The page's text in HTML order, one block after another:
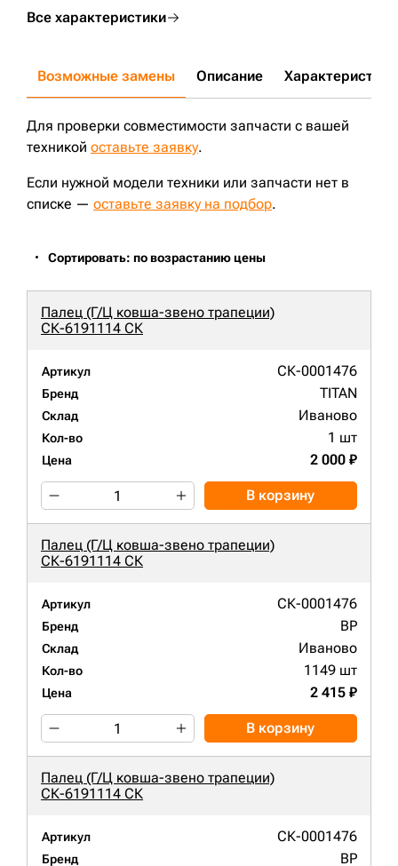
Все характеристики
Возможные замены Описание Характеристики
Для проверки совместимости запчасти с вашей
техникой оставьте заявку.
Если нужной модели техники или запчасти нет в
списке — оставьте заявку на подбор.
Сортировать: по возрастанию цены
Палец (Г/Ц ковша-звено трапеции)
СК-6191114 СК
Артикул СК-0001476
Бренд TITAN
Склад Иваново
Кол-во 1 шт
Цена 2 000 ₽
В корзину
Палец (Г/Ц ковша-звено трапеции)
СК-6191114 СК
Артикул СК-0001476
Бренд BP
Склад Иваново
Кол-во 1149 шт
Цена 2 415 ₽
В корзину
Палец (Г/Ц ковша-звено трапеции)
СК-6191114 СК
Артикул СК-0001476
Бренд BP